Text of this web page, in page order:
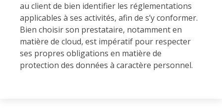
au client de bien identifier les réglementations
applicables à ses activités, afin de s’y conformer.
Bien choisir son prestataire, notamment en
matière de cloud, est impératif pour respecter
ses propres obligations en matière de
protection des données à caractère personnel.